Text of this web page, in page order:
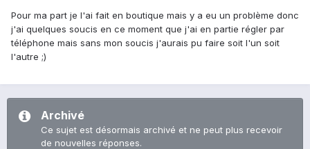
Pour ma part je l'ai fait en boutique mais y a eu un problème donc
j'ai quelques soucis en ce moment que j'ai en partie régler par
téléphone mais sans mon soucis j'aurais pu faire soit l'un soit
l'autre ;)
Archivé
Ce sujet est désormais archivé et ne peut plus recevoir
de nouvelles réponses.